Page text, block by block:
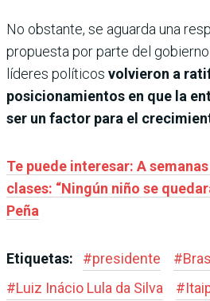
No obstante, se aguarda una
propuesta por parte del
líderes políticos volvieron a
posicionamientos en que la
ser un factor para el
Te puede interesar: A
clases: “Ningún niño se
Peña
Etiquetas: #presidente #
#Luiz Inácio Lula da Silva #